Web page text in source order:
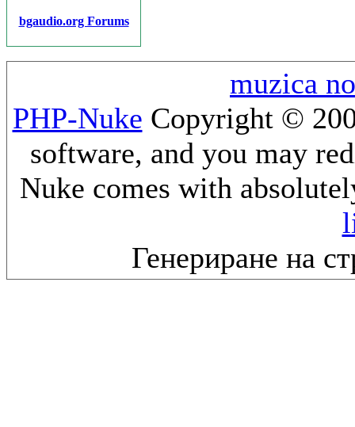
bgaudio.org Forums
muzica
PHP-Nuke Copyright ©
software, and you may
Nuke comes with
Генериране на